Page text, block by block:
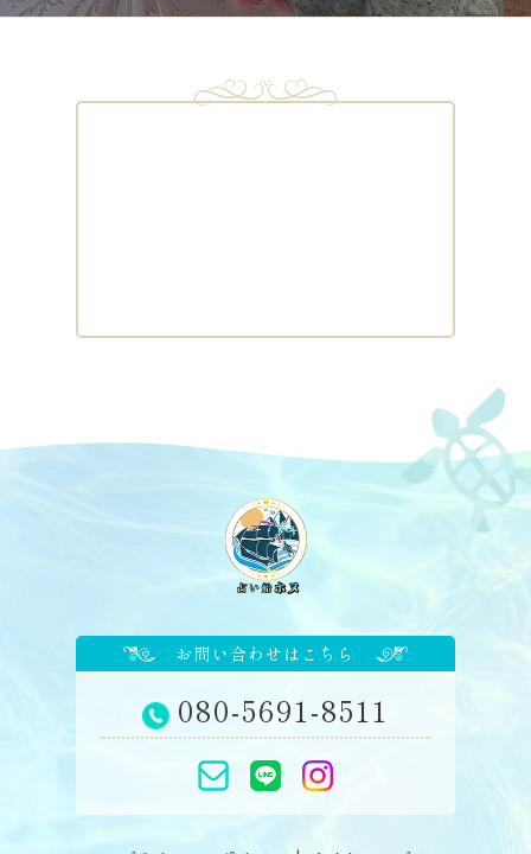
お問い合わせはこちら
080-5691-8511